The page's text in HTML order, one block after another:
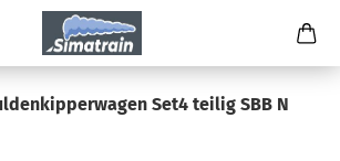
Set4 teilig SBB N